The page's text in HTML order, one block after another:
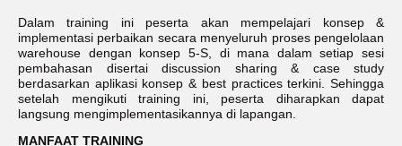
Dalam training ini peserta akan mempelajari konsep &
implementasi perbaikan secara menyeluruh proses pengelolaan
warehouse dengan konsep 5-S, di mana dalam setiap sesi
pembahasan disertai discussion sharing & case study
berdasarkan aplikasi konsep & best practices terkini. Sehingga
setelah mengikuti training ini, peserta diharapkan dapat
langsung mengimplementasikannya di lapangan.
MANFAAT TRAINING